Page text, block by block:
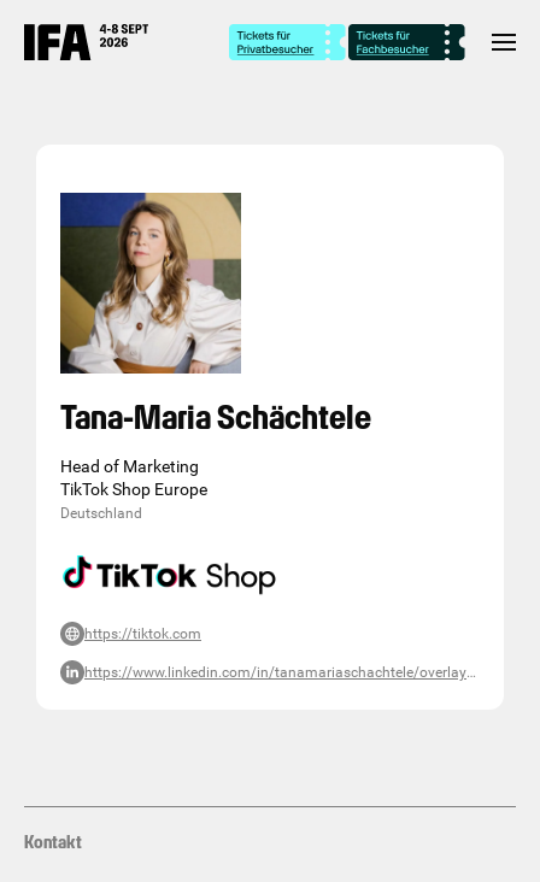
Tana-Maria Schächtele
Head of Marketing
TikTok Shop Europe
Deutschland
https://tiktok.com
https://www.linkedin.com/in/tanamariaschachtele/overlay/photo/
Kontakt